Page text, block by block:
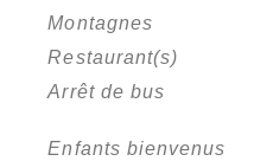
Montagnes
Restaurant(s)
Arrêt de bus
Enfants bienvenus